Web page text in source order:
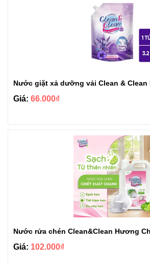
Giá: 66.000₫
Nước rửa chén Clean&Clean Hương
Giá: 102.000₫